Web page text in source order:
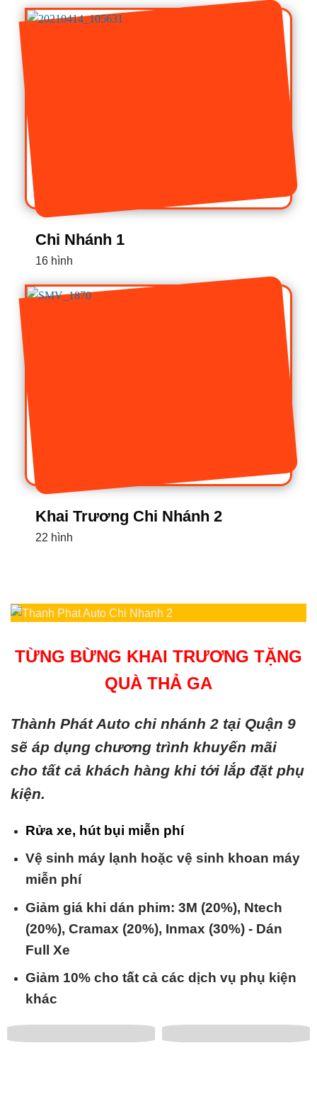
Chi Nhánh 1
16 hình
Khai Trương Chi Nhánh 2
22 hình
TỪNG BỪNG KHAI TRƯƠNG TẶNG
QUÀ THẢ GA
Thành Phát Auto chi nhánh 2 tại Quận 9
sẽ áp dụng chương trình khuyến mãi
cho tất cả khách hàng khi tới lắp đặt phụ
kiện.
Rửa xe, hút bụi miễn phí
Vệ sinh máy lạnh hoặc vệ sinh khoan máy
miễn phí
Giảm giá khi dán phim: 3M (20%), Ntech
(20%), Cramax (20%), Inmax (30%) - Dán
Full Xe
Giảm 10% cho tất cả các dịch vụ phụ kiện
khác